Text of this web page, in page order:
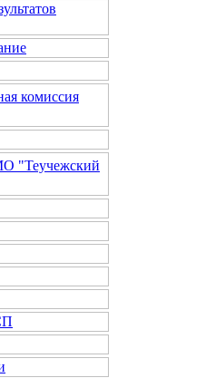
комиссия
"Теучежский